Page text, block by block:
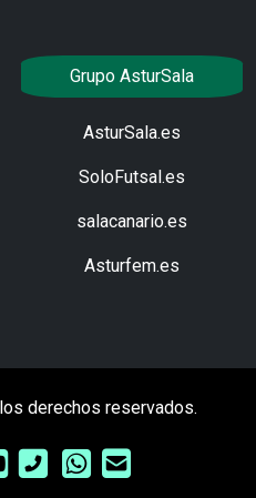
Grupo AsturSala
AsturSala.es
SoloFutsal.es
salacanario.es
Asturfem.es
derechos reservados.